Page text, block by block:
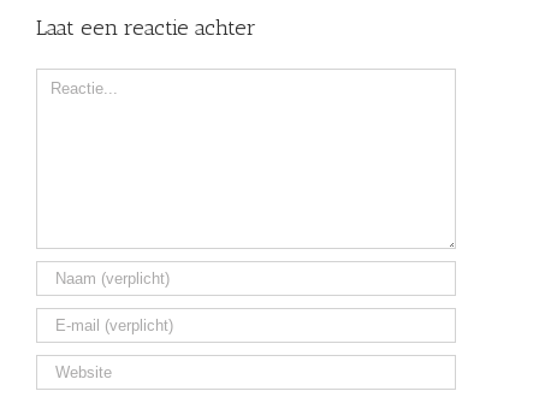
Laat een reactie achter
Comment